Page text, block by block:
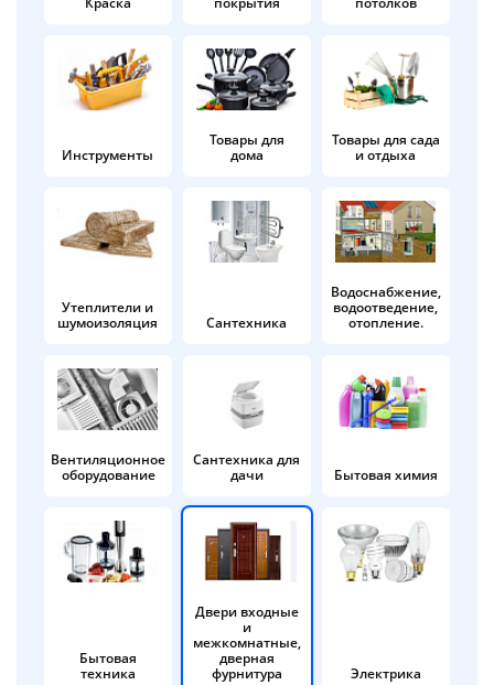
Инструменты
Товары для
дома
Товары для сада
и отдыха
Утеплители и
шумоизоляция
Сантехника
Водоснабжение,
водоотведение,
отопление.
Вентиляционное
оборудование
Сантехника для
дачи
Бытовая химия
Бытовая
техника
Двери входные
и
межкомнатные,
дверная
фурнитура
Электрика
в корзину
Оплачивайте сегодня только
25% картой любого банка
Получайте товар
выбранный способом
Оставшиеся
% будут
по25%каждые 2 недели
Подробнее
об оплате Плайтом
Остались вопросы?
8 800 302-02-51